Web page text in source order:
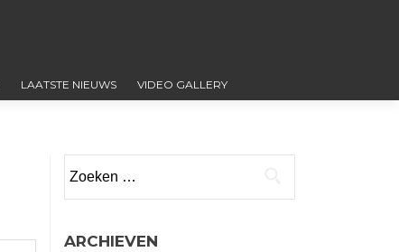
LAATSTE NIEUWS VIDEO GALLERY
naar:
ARCHIEVEN